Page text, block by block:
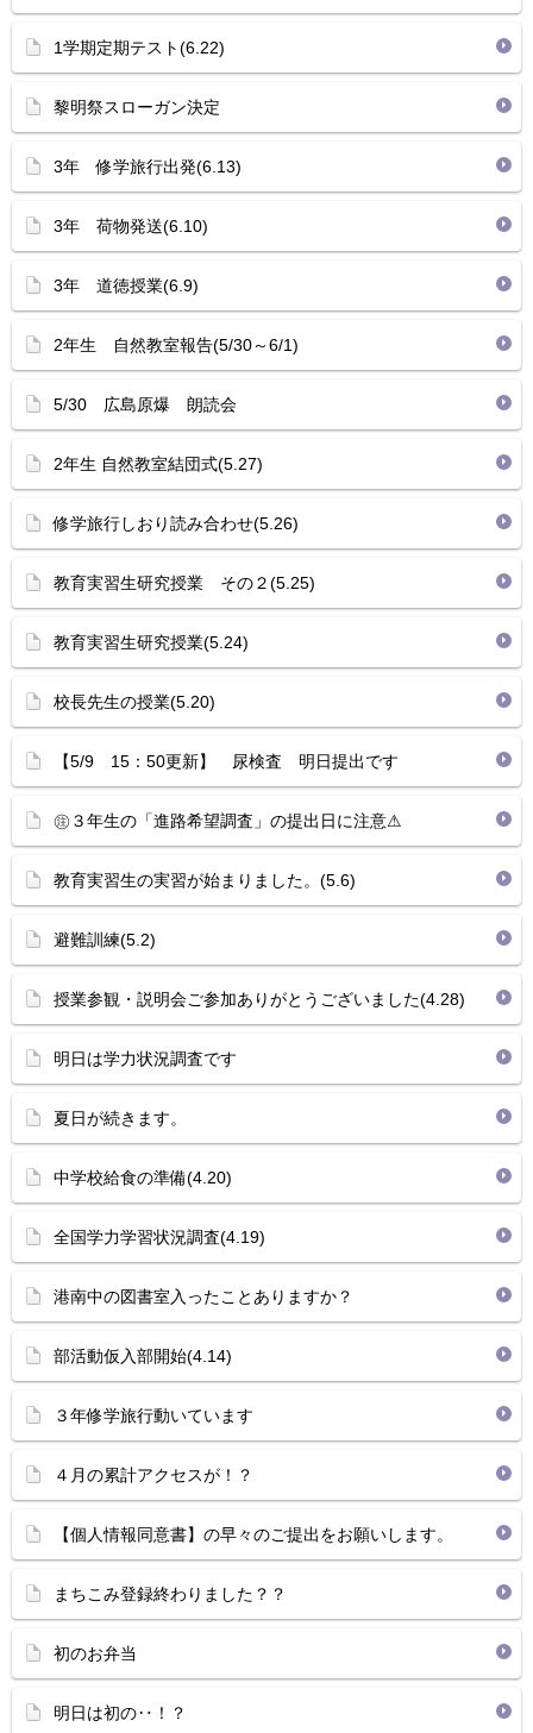
1学期定期テスト(6.22)
黎明祭スローガン決定
3年 修学旅行出発(6.13)
3年 荷物発送(6.10)
3年 道徳授業(6.9)
2年生 自然教室報告(5/30～6/1)
5/30 広島原爆 朗読会
2年生 自然教室結団式(5.27)
修学旅行しおり読み合わせ(5.26)
教育実習生研究授業 その２(5.25)
教育実習生研究授業(5.24)
校長先生の授業(5.20)
【5/9 15：50更新】 尿検査 明日提出です
㊟３年生の「進路希望調査」の提出日に注意⚠
教育実習生の実習が始まりました。(5.6)
避難訓練(5.2)
授業参観・説明会ご参加ありがとうございました(4.28)
明日は学力状況調査です
夏日が続きます。
中学校給食の準備(4.20)
全国学力学習状況調査(4.19)
港南中の図書室入ったことありますか？
部活動仮入部開始(4.14)
３年修学旅行動いています
４月の累計アクセスが！？
【個人情報同意書】の早々のご提出をお願いします。
まちこみ登録終わりました？？
初のお弁当
明日は初の‥！？